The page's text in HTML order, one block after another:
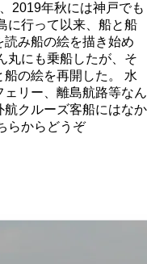
2019年秋には神戸でも
に行って以来、船と船
み船の絵を描き始め
丸にも乗船したが、そ
の絵を再開した。 水
リー、離島航路等なん
クルーズ客船にはなか
らからどうぞ